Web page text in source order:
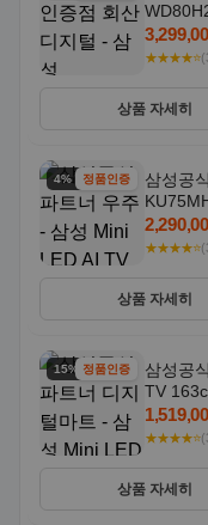
18kg 26
★★★★⭐
상품 자세히
4% 할인정품인증
삼성공
★★★★⭐
상품 자세히
15% 할인정품인증
삼성공
TV
★★★★⭐
상품 자세히